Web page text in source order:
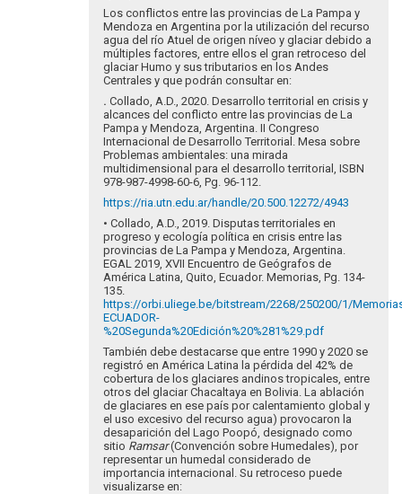
Los conflictos entre las provincias de La Pampa y
Mendoza en Argentina por la utilización del recurso
agua del río Atuel de origen níveo y glaciar debido a
múltiples factores, entre ellos el gran retroceso del
glaciar Humo y sus tributarios en los Andes
Centrales y que podrán consultar en:
. Collado, A.D., 2020. Desarrollo territorial en crisis y
alcances del conflicto entre las provincias de La
Pampa y Mendoza, Argentina. II Congreso
Internacional de Desarrollo Territorial. Mesa sobre
Problemas ambientales: una mirada
multidimensional para el desarrollo territorial, ISBN
978-987-4998-60-6, Pg. 96-112.
https://ria.utn.edu.ar/handle/20.500.12272/4943
• Collado, A.D., 2019. Disputas territoriales en
progreso y ecología política en crisis entre las
provincias de La Pampa y Mendoza, Argentina.
EGAL 2019, XVII Encuentro de Geógrafos de
América Latina, Quito, Ecuador. Memorias, Pg. 134-
135.
https://orbi.uliege.be/bitstream/2268/250200/1/
ECUADOR-
%20Segunda%20Edición%20%281%29.pdf
También debe destacarse que entre 1990 y 2020 se
registró en América Latina la pérdida del 42% de
cobertura de los glaciares andinos tropicales, entre
otros del glaciar Chacaltaya en Bolivia. La ablación
de glaciares en ese país por calentamiento global y
el uso excesivo del recurso agua) provocaron la
desaparición del Lago Poopó, designado como
sitio Ramsar(Convención sobre Humedales), por
representar un humedal considerado de
importancia internacional. Su retroceso puede
visualizarse en: